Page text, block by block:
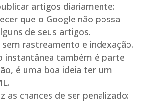
artigos diariamente:
que o Google não possa
de seus artigos.
sem rastreamento e indexação.
instantânea também é parte
é uma boa ideia ter um
as chances de ser penalizado: